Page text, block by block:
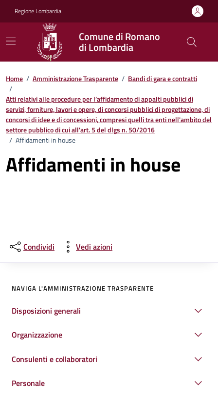
Regione Lombardia
Comune di Romano
di Lombardia
Home / Amministrazione Trasparente / Bandi di gara e contratti
/
Atti relativi alle procedure per l’affidamento di appalti pubblici di
servizi, forniture, lavori e opere, di concorsi pubblici di progettazione, di
concorsi di idee e di concessioni, compresi quelli tra enti nell'ambito del
settore pubblico di cui all'art. 5 del dlgs n. 50/2016
/ Affidamenti in house
Affidamenti in house
Condividi Vedi azioni
NAVIGA L'AMMINISTRAZIONE TRASPARENTE
Disposizioni generali
Organizzazione
Consulenti e collaboratori
Personale